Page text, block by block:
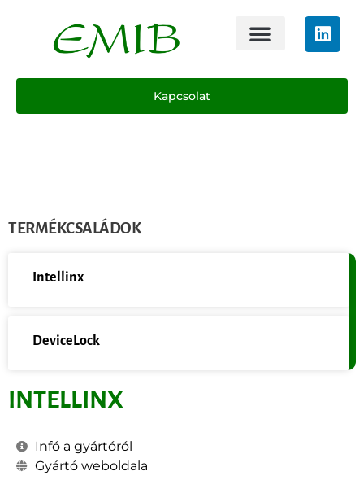
Kapcsolat
TERMÉKCSALÁDOK
Intellinx
DeviceLock
INTELLINX
Infó a gyártóról
Gyártó weboldala